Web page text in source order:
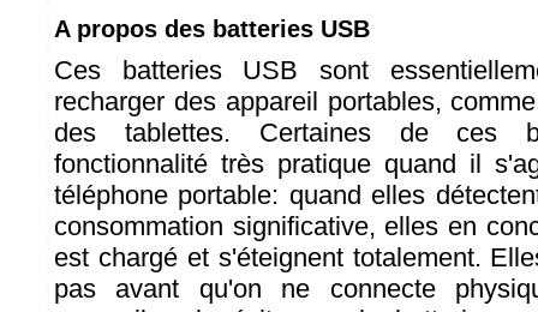
A propos des batteries USB
Ces batteries USB sont
recharger des appareil portables,
des tablettes. Certaines de ces
fonctionnalité très pratique quand il
téléphone portable: quand elles
consommation significative, elles en
est chargé et s'éteignent totalement.
pas avant qu'on ne connecte